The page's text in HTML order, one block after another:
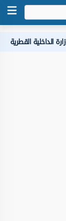
الداخلية ‏القطرية